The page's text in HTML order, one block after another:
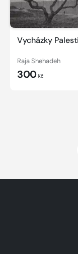
Vycházky
Raja Shehadeh
300Kč